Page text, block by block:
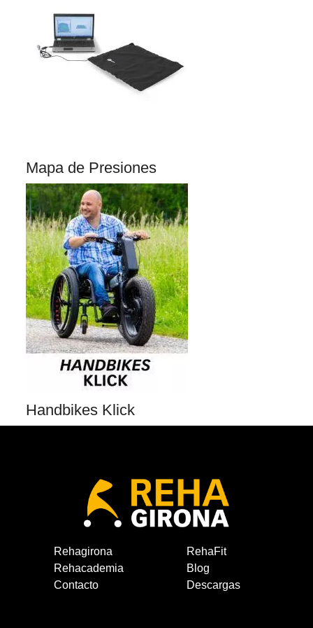
Mapa de Presiones
Handbikes Klick
Rehagirona
RehaFit
Rehacademia
Blog
Contacto
Descargas